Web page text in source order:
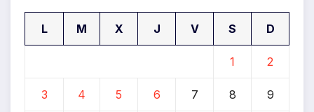
L M X J V S D
1 2
3 4 5 6 7 8 9